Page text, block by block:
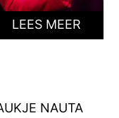
LEES MEER
NAUTA